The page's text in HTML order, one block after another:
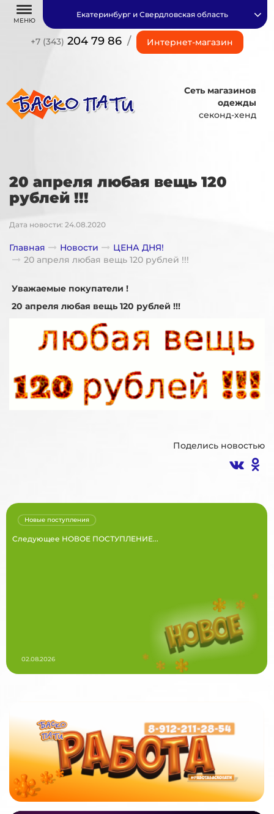
МЕНЮ
+7 (343) 204 79 86 / Интернет-магазин
Екатеринбург и Свердловская область
Сеть магазинов
одежды
секонд-хенд
20 апреля любая вещь 120
рублей !!!
Дата новости: 24.08.2020
Главная Новости
ЦЕНА ДНЯ!
20 апреля любая вещь 120 рублей !!!
Уважаемые покупатели !
20 апреля любая вещь 120 рублей !!!
Поделись новостью
Следующее НОВОЕ ПОСТУПЛЕНИЕ...
Новые поступления
02.08.2026